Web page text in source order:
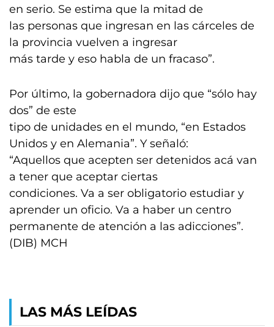
en serio. Se estima que la mitad de
las personas que ingresan en las cárceles de
la provincia vuelven a ingresar
más tarde y eso habla de un fracaso”.
Por último, la gobernadora dijo que “sólo hay
dos” de este
tipo de unidades en el mundo, “en Estados
Unidos y en Alemania”. Y señaló:
“Aquellos que acepten ser detenidos acá van
a tener que aceptar ciertas
condiciones. Va a ser obligatorio estudiar y
aprender un oficio. Va a haber un centro
permanente de atención a las adicciones”.
(DIB) MCH
LAS MÁS LEÍDAS